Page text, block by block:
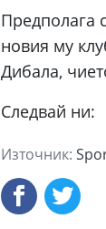
Предполага
новия му
Дибала,
Следвай ни:
Източник: